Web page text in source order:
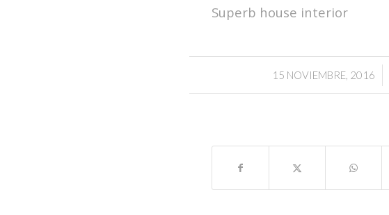
Superb house interior
15 NOVIEMBRE, 2016
/